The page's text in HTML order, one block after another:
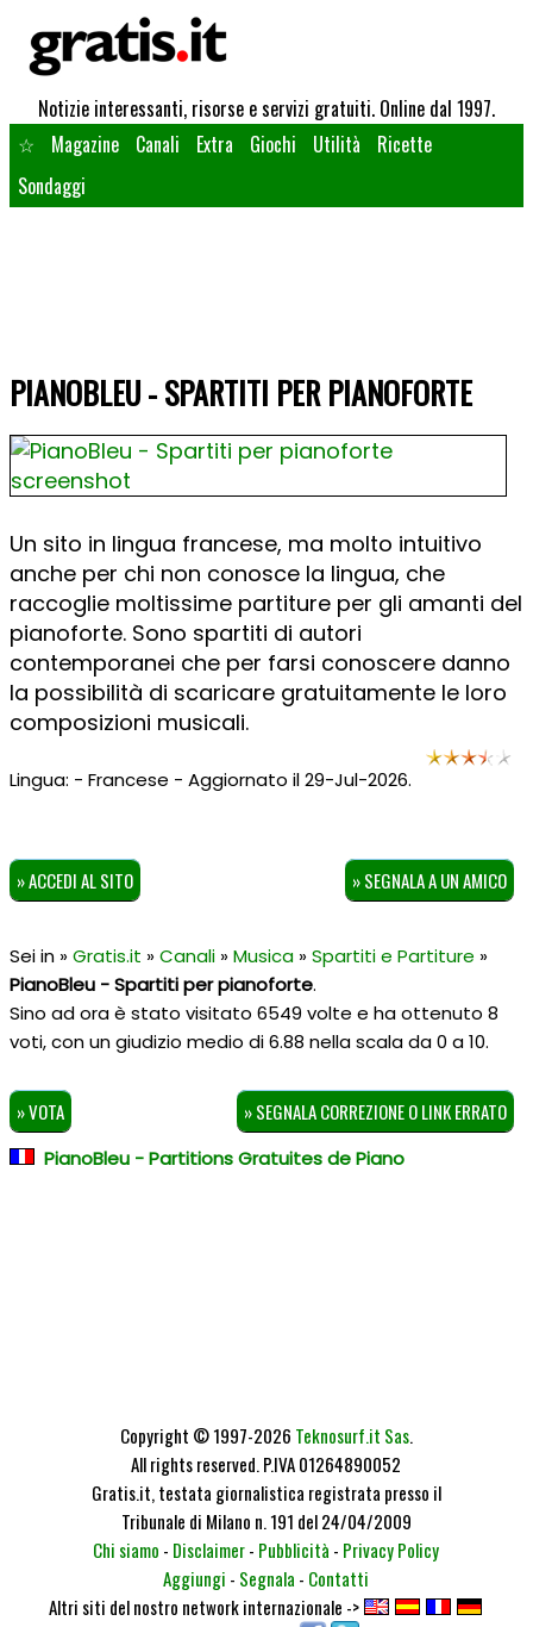
Notizie interessanti, risorse e servizi gratuiti. Online dal 1997.
☆
Magazine Canali Extra Giochi Utilità
Ricette
Sondaggi
PIANOBLEU - SPARTITI PER PIANOFORTE
Un sito in lingua francese, ma molto intuitivo
anche per chi non conosce la lingua, che
raccoglie moltissime partiture per gli amanti del
pianoforte. Sono spartiti di autori
contemporanei che per farsi conoscere danno
la possibilità di scaricare gratuitamente le loro
composizioni musicali.
Lingua: - Francese - Aggiornato il 29-Jul-2026.
» ACCEDI AL SITO » SEGNALA A UN AMICO
Sei in »Gratis.it »Canali»Musica»Spartiti e Partiture »
PianoBleu - Spartiti per pianoforte.
Sino ad ora è stato visitato 6549 volte e ha ottenuto 8
voti, con un giudizio medio di6.88 nella scala da0 a10.
» VOTA » SEGNALA CORREZIONE O LINK ERRATO
PianoBleu - Partitions Gratuites de Piano
Copyright © 1997-2026 Teknosurf.it Sas.
All rights reserved. P.IVA 01264890052
Gratis.it, testata giornalistica registrata presso il
Tribunale di Milano n. 191 del 24/04/2009
Chi siamo - Disclaimer- Pubblicità - Privacy Policy
Aggiungi - Segnala - Contatti
Altri siti del nostro network internazionale ->